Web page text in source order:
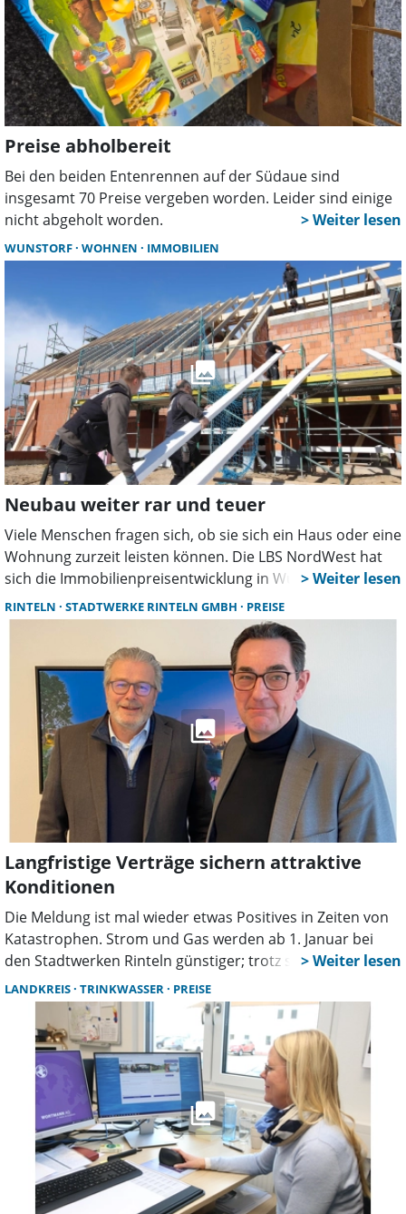
Preise abholbereit
Bei den beiden Entenrennen auf der Südaue sind
insgesamt 70 Preise vergeben worden. Leider sind einige
nicht abgeholt worden.
WUNSTORF WOHNEN IMMOBILIEN
Neubau weiter rar und teuer
Viele Menschen fragen sich, ob sie sich ein Haus oder eine
Wohnung zurzeit leisten können. Die LBS NordWest hat
sich die Immobilienpreisentwicklung in Wunstorf für das
vergangene Jahr genauer angeschaut. Während
Neubauten weiter rar und teuer sind, haben sich die
Preise auf Gebrauchtimmobilienmarkt beruhigt.
RINTELN STADTWERKE RINTELN GMBH PREISE
Langfristige Verträge sichern attraktive
Konditionen
Die Meldung ist mal wieder etwas Positives in Zeiten von
Katastrophen. Strom und Gas werden ab 1. Januar bei
den Stadtwerken Rinteln günstiger; trotz steigender
Umlagen! Wie die Stadtwerke mitteilen, hat sich die
langfristige Einkaufsstrategie bewährt und der
Energieversorger bietet auch 2025 attraktive
Sondertarife. Möglich wird die Preissenkung dank der
geänderten Einkaufsstrategie des kommunalen
Versorgers, der den Energieeinkauf langfristig im Voraus
plant und in Tranchen immer dann tätigt, wenn niedrige
Preise verfügbar sind. „Wir freuen uns, dass wir dank
unserer vorausschauenden Beschaffungsstrategie die
steigenden Umlagen für unsere Kundinnen und Kunden
abfangen und die Preise sogar leicht senken können“,
LANDKREIS TRINKWASSER PREISE